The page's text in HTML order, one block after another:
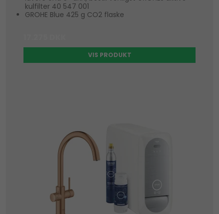
kulfilter 40 547 001
GROHE Blue 425 g CO2 flaske
VIS PRODUKT